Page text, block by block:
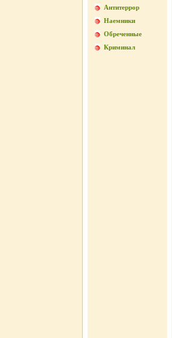
Антитеррор
Наемники
Обреченные
Криминал